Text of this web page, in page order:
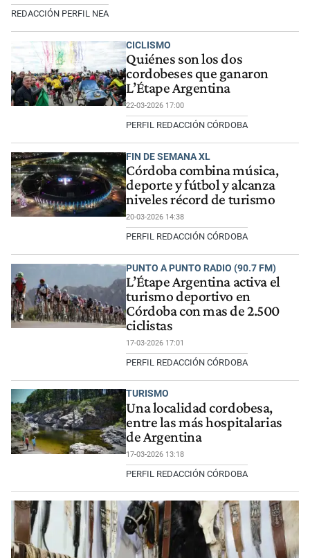
REDACCIÓN PERFIL NEA
CICLISMO
Quiénes son los dos
cordobeses que ganaron
L’Étape Argentina
22-03-2026 17:00
PERFIL REDACCIÓN CÓRDOBA
FIN DE SEMANA XL
Córdoba combina música,
deporte y fútbol y alcanza
niveles récord de turismo
20-03-2026 14:38
PERFIL REDACCIÓN CÓRDOBA
PUNTO A PUNTO RADIO (90.7 FM)
L’Étape Argentina activa el
turismo deportivo en
Córdoba con mas de 2.500
ciclistas
17-03-2026 17:01
PERFIL REDACCIÓN CÓRDOBA
TURISMO
Una localidad cordobesa,
entre las más hospitalarias
de Argentina
17-03-2026 13:18
PERFIL REDACCIÓN CÓRDOBA